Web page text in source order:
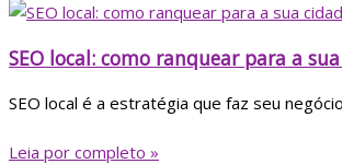
SEO local: como ranquear para a
SEO local é a estratégia que faz seu
Leia por completo »